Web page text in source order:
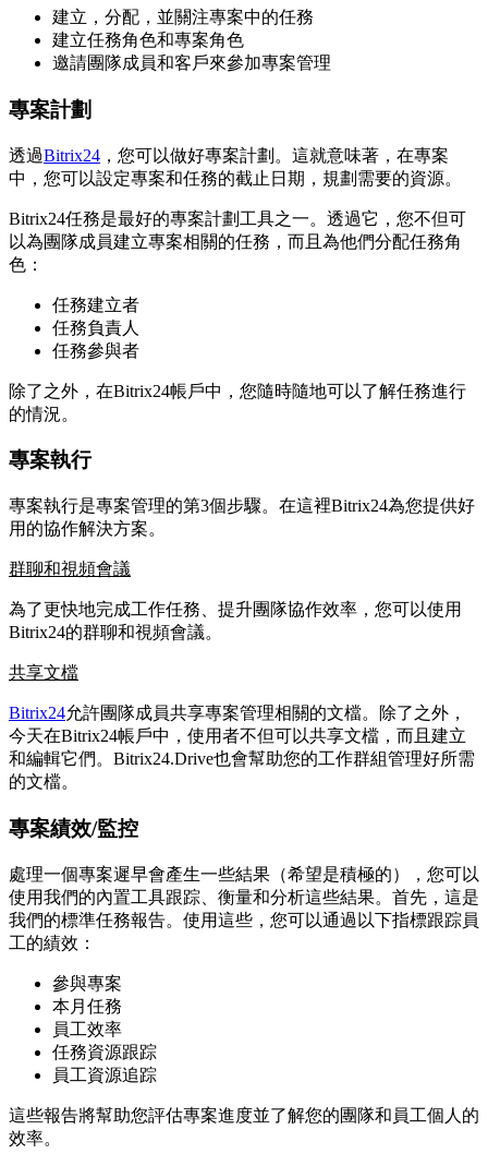
建立，分配，並關注專案中的任務
建立任務角色和專案角色
邀請團隊成員和客戶來參加專案管理
專案計劃
透過Bitrix24 ，您可以做好專案計劃。這就意味著，在專案
中，您可以設定專案和任務的截止日期，規劃需要的資源。
Bitrix24任務是最好的專案計劃工具之一。透過它，您不但可
以為團隊成員建立專案相關的任務，而且為他們分配任務角
色：
任務建立者
任務負責人
任務參與者
除了之外，在Bitrix24帳戶中，您隨時隨地可以了解任務進行
的情況。
專案執行
專案執行是專案管理的第3個步驟。在這裡Bitrix24為您提供好
用的協作解決方案。
群聊和視頻會議
為了更快地完成工作任務、提升團隊協作效率，您可以使用
Bitrix24的群聊和視頻會議。
共享文檔
Bitrix24允許團隊成員共享專案管理相關的文檔。除了之外，
今天在Bitrix24帳戶中，使用者不但可以共享文檔，而且建立
和編輯它們。Bitrix24.Drive也會幫助您的工作群組管理好所需
的文檔。
專案績效/監控
處理一個專案遲早會產生一些結果（希望是積極的），您可以
使用我們的內置工具跟踪、衡量和分析這些結果。首先，這是
我們的標準任務報告。使用這些，您可以通過以下指標跟踪員
工的績效：
參與專案
本月任務
員工效率
任務資源跟踪
員工資源追踪
這些報告將幫助您評估專案進度並了解您的團隊和員工個人的
效率。